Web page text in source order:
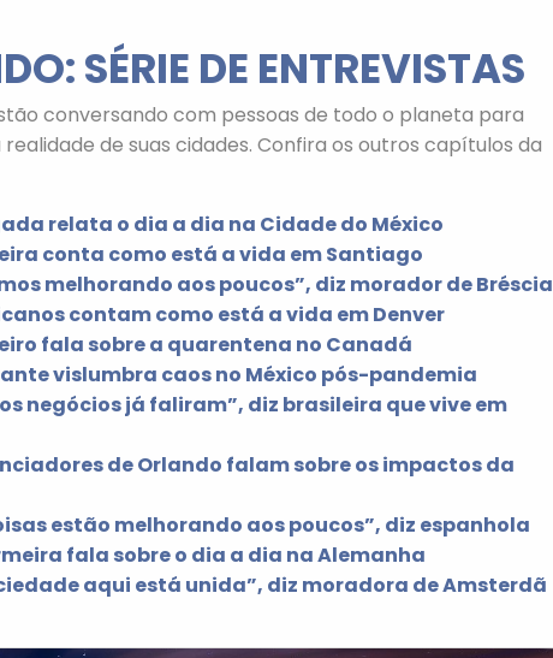
SÉRIE DE ENTREVISTAS
conversando com pessoas de todo o planeta para
de suas cidades. Confira os outros capítulos da
relata o dia a dia na Cidade do México
conta como está a vida em Santiago
melhorando aos poucos”, diz morador de Bréscia
contam como está a vida em Denver
fala sobre a quarentena no Canadá
vislumbra caos no México pós-pandemia
negócios já faliram”, diz brasileira que vive em
de Orlando falam sobre os impactos da
estão melhorando aos poucos”, diz espanhola
fala sobre o dia a dia na Alemanha
aqui está unida”, diz moradora de Amsterdã